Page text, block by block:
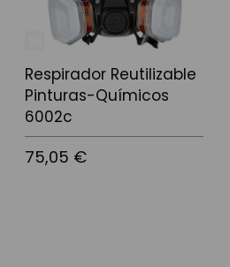
Respirador Reutilizable
Pinturas-Químicos
6002c
75,05 €